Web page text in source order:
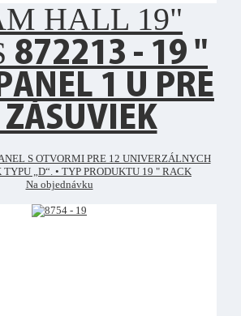
HALL 19"
872213 - 19 "
1 U PRE
S OTVORMI PRE 12 UNIVERZÁLNYCH
„D“. • TYP PRODUKTU 19 " RACK
Na objednávku